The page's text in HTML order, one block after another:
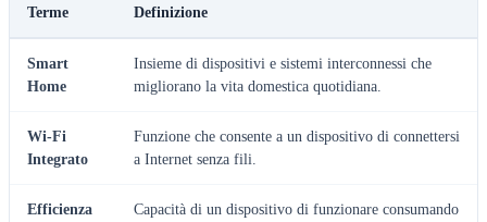
Terme Definizione
Smart
Home
Insieme di dispositivi e sistemi interconnessi che
migliorano la vita domestica quotidiana.
Wi-Fi
Integrato
Funzione che consente a un dispositivo di connettersi
a Internet senza fili.
Efficienza
Capacità di un dispositivo di funzionare consumando